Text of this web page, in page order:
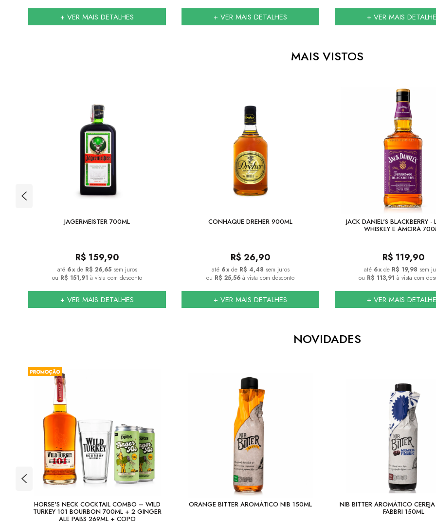
+ VER MAIS DETALHES + VER MAIS DETALHES + VER MAIS
MAIS VISTOS
JAGERMEISTER 700ML
R$ 159,90
6x de R$ 26,65 sem juros
ou R$ 151,91 à vista com desconto
+ VER MAIS DETALHES
CONHAQUE DREHER 900ML
R$ 26,90
6x de R$ 4,48 sem juros
ou R$ 25,56 à vista com desconto
+ VER MAIS DETALHES
JACK DANIEL'S BLACKBERRY -
WHISKEY E AMORA
R$ 119,90
6x de R$ 19,98 sem
ou R$ 113,91 à vista com
+ VER MAIS
NOVIDADES
HORSE'S NECK COCKTAIL COMBO – WILD
TURKEY 101 BOURBON 700ML + 2 GINGER
ALE PABS 269ML + COPO
ORANGE BITTER AROMÁTICO NIB 150ML NIB BITTER AROMÁTICO
FABBRI 150ML